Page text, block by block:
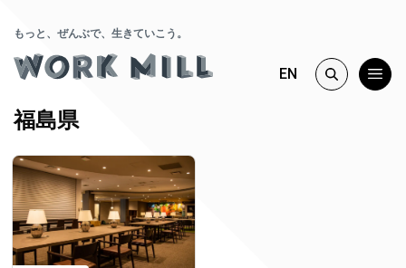
もっと、ぜんぶで、生きていこう。
EN
福島県